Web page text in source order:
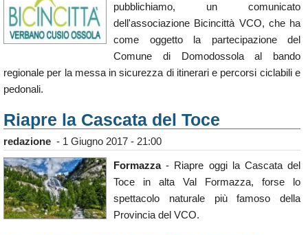
pubblichiamo, un comunicato
dell'associazione Bicincittà VCO, che ha
come oggetto la partecipazione del
Comune di Domodossola al bando
regionale per la messa in sicurezza di itinerari e percorsi ciclabili e
pedonali.
Riapre la Cascata del Toce
redazione - 1 Giugno 2017 - 21:00
Formazza- Riapre oggi la Cascata del
Toce in alta Val Formazza, forse lo
spettacolo naturale più famoso della
Provincia del VCO.